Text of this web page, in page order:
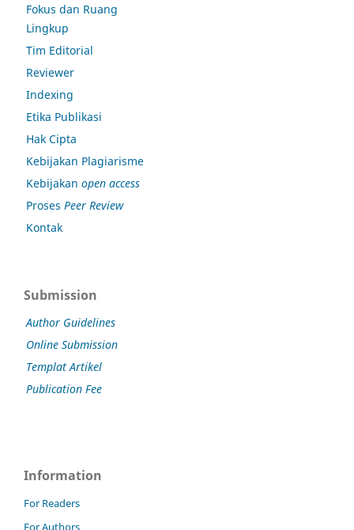
Fokus dan Ruang
Lingkup
Tim Editorial
Reviewer
Indexing
Etika Publikasi
Hak Cipta
Kebijakan Plagiarisme
Kebijakan open access
Proses Peer Review
Kontak
Submission
Author Guidelines
Online Submission
Templat Artikel
Publication Fee
Information
For Readers
For Authors